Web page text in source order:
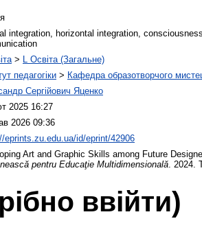
integration, horizontal integration,
> L Освіта (Загальне)
педагогіки > Кафедра образотворчого
Сергійович Яценко
2025 16:27
2026 09:36
eprints.zu.edu.ua/id/eprint/42906
Art and Graphic Skills among Future
pentru Educaţie Multidimensională .
ввійти)